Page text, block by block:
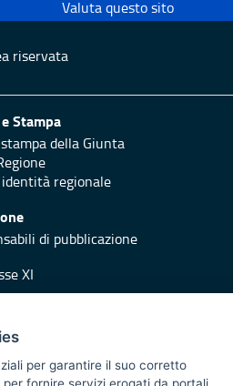
Valuta questo sito
riservata
Stampa
della Giunta
identità regionale
di pubblicazione
XI
per garantire il suo corretto